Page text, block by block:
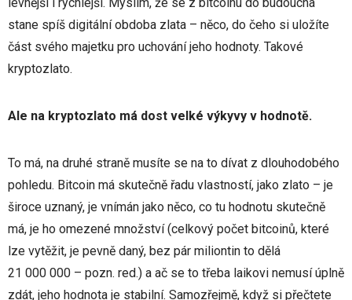
stane spíš digitální obdoba zlata – něco, do čeho si uložíte
část svého majetku pro uchování jeho hodnoty. Takové
kryptozlato.
Ale na kryptozlato má dost velké výkyvy v hodnotě.
To má, na druhé straně musíte se na to dívat z dlouhodobého
pohledu. Bitcoin má skutečně řadu vlastností, jako zlato – je
široce uznaný, je vnímán jako něco, co tu hodnotu skutečně
má, je ho omezené množství (celkový počet bitcoinů, které
lze vytěžit, je pevně daný, bez pár miliontin to dělá
21 000 000 – pozn. red.) a ač se to třeba laikovi nemusí úplně
zdát, jeho hodnota je stabilní. Samozřejmě, když si přečtete